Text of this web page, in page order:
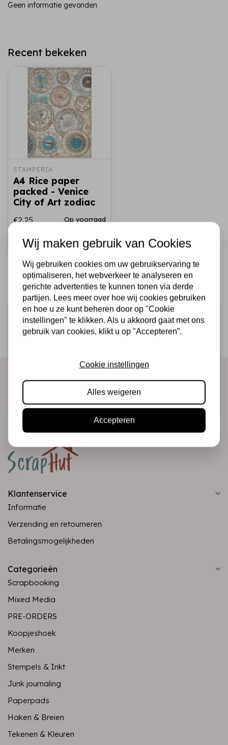
Geen informatie gevonden
Recent bekeken
STAMPERIA
A4 Rice paper
packed - Venice
City of Art zodiac
€2,25 Op voorraad
Snel toevoegen
Schrijf je in voor de nieuwsbrief
Ontvang als eerste onze actie en nieuwe producten
Klantenservice
Informatie
Verzending en retourneren
Betalingsmogelijkheden
Categorieën
Scrapbooking
Mixed Media
PRE-ORDERS
Koopjeshoek
Merken
Stempels & Inkt
Junk journaling
Paperpads
Haken & Breien
Tekenen & Kleuren
Wij maken gebruik van Cookies
Wij gebruiken cookies om uw gebruikservaring te
optimaliseren, het webverkeer te analyseren en
gerichte advertenties te kunnen tonen via derde
partijen. Lees meer over hoe wij cookies gebruiken
en hoe u ze kunt beheren door op "Cookie
instellingen" te klikken. Als u akkoord gaat met ons
gebruik van cookies, klikt u op "Accepteren”.
Cookie instellingen
Alles weigeren
Accepteren